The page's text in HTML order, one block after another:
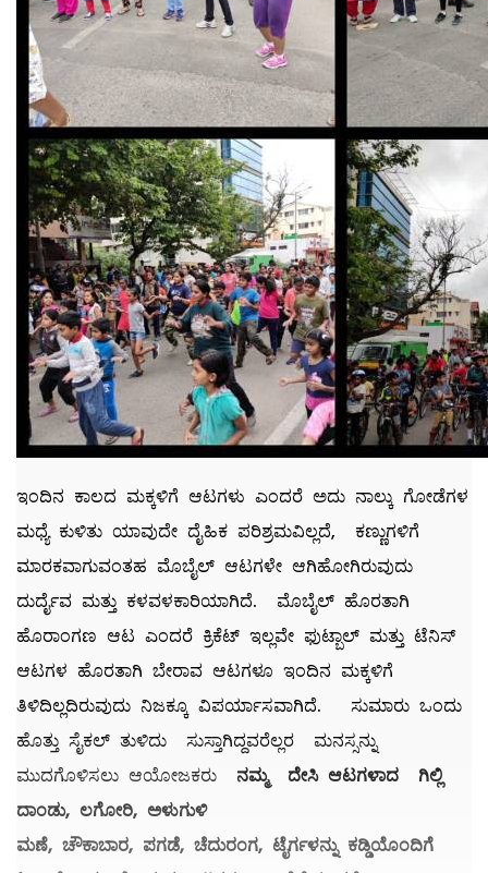
ಇಂದಿನ ಕಾಲದ ಮಕ್ಕಳಿಗೆ ಆಟಗಳು ಎಂದರೆ ಅದು ನಾಲ್ಕು ಗೋಡೆಗಳ
ಮಧ್ಯೆ ಕುಳಿತು ಯಾವುದೇ ದೈಹಿಕ ಪರಿಶ್ರಮವಿಲ್ಲದೆ, ಕಣ್ಣುಗಳಿಗೆ
ಮಾರಕವಾಗುವಂತಹ ಮೊಬೈಲ್ ಆಟಗಳೇ ಆಗಿಹೋಗಿರುವುದು
ದುರ್ದೈವ ಮತ್ತು ಕಳವಳಕಾರಿಯಾಗಿದೆ. ಮೊಬೈಲ್ ಹೊರತಾಗಿ
ಹೊರಾಂಗಣ ಆಟ ಎಂದರೆ ಕ್ರಿಕೆಟ್ ಇಲ್ಲವೇ ಫುಟ್ಬಾಲ್ ಮತ್ತು ಟೆನಿಸ್
ಆಟಗಳ ಹೊರತಾಗಿ ಬೇರಾವ ಆಟಗಳೂ ಇಂದಿನ ಮಕ್ಕಳಿಗೆ
ತಿಳಿದಿಲ್ಲದಿರುವುದು ನಿಜಕ್ಕೂ ವಿಪರ್ಯಾಸವಾಗಿದೆ. ಸುಮಾರು ಒಂದು
ಹೊತ್ತು ಸೈಕಲ್ ತುಳಿದು ಸುಸ್ತಾಗಿದ್ದವರೆಲ್ಲರ ಮನಸ್ಸನ್ನು
ಮುದಗೊಳಿಸಲು ಆಯೋಜಕರು ನಮ್ಮ ದೇಸಿ ಆಟಗಳಾದ ಗಿಲ್ಲಿ
ದಾಂಡು, ಲಗೋರಿ, ಅಳುಗುಳಿ
ಮಣೆ, ಚೌಕಾಬಾರ, ಪಗಡೆ, ಚೆದುರಂಗ, ಟೈರ್ಗಳನ್ನು ಕಡ್ಡಿಯೊಂದಿಗೆ